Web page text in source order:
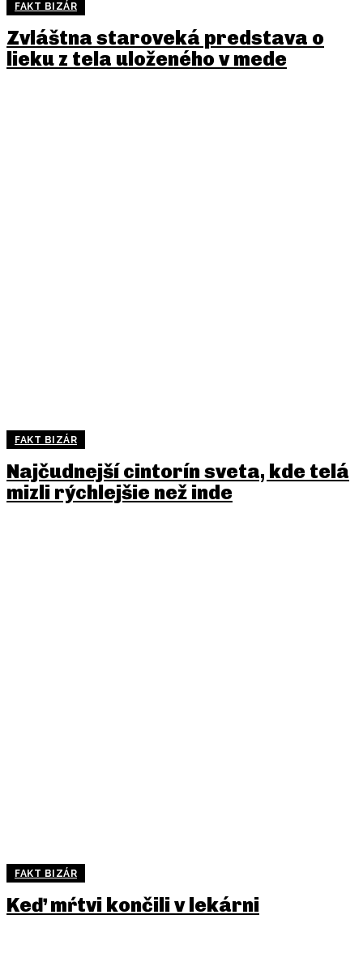
FAKT BIZÁR
Zvláštna staroveká predstava o
lieku z tela uloženého v mede
FAKT BIZÁR
Najčudnejší cintorín sveta, kde telá
mizli rýchlejšie než inde
FAKT BIZÁR
Keď mŕtvi končili v lekárni